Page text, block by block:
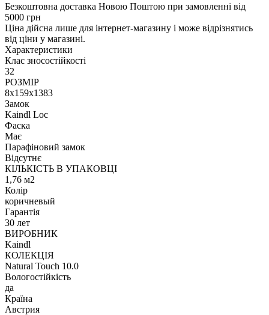
Безкоштовна доставка Новою Поштою при замовленні від
5000 грн
Ціна дійсна лише для інтернет-магазину і може відрізнятись
від ціни у магазині.
Характеристики
Клас зносостійкості
32
РОЗМІР
8x159x1383
Замок
Kaindl Loc
Фаска
Має
Парафіновий замок
Відсутнє
КІЛЬКІСТЬ В УПАКОВЦІ
1,76 м2
Колір
коричневый
Гарантія
30 лет
ВИРОБНИК
Kaindl
КОЛЕКЦІЯ
Natural Touch 10.0
Вологостійкість
да
Країна
Австрия